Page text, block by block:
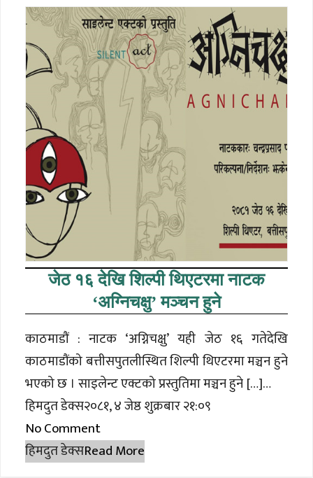
जेठ १६ देखि शिल्पी थिएटरमा नाटक
‘अग्निचक्षु’ मञ्चन हुने
काठमाडौं : नाटक ‘अग्निचक्षु’ यही जेठ १६ गतेदेखि
काठमाडौंको बत्तीसपुतलीस्थित शिल्पी थिएटरमा मञ्चन हुने
भएको छ । साइलेन्ट एक्टको प्रस्तुतिमा मञ्चन हुने […]…
हिमदुत डेक्स२०८१, ४ जेष्ठ शुक्रबार २१:०९
No Comment
हिमदुत डेक्सRead More